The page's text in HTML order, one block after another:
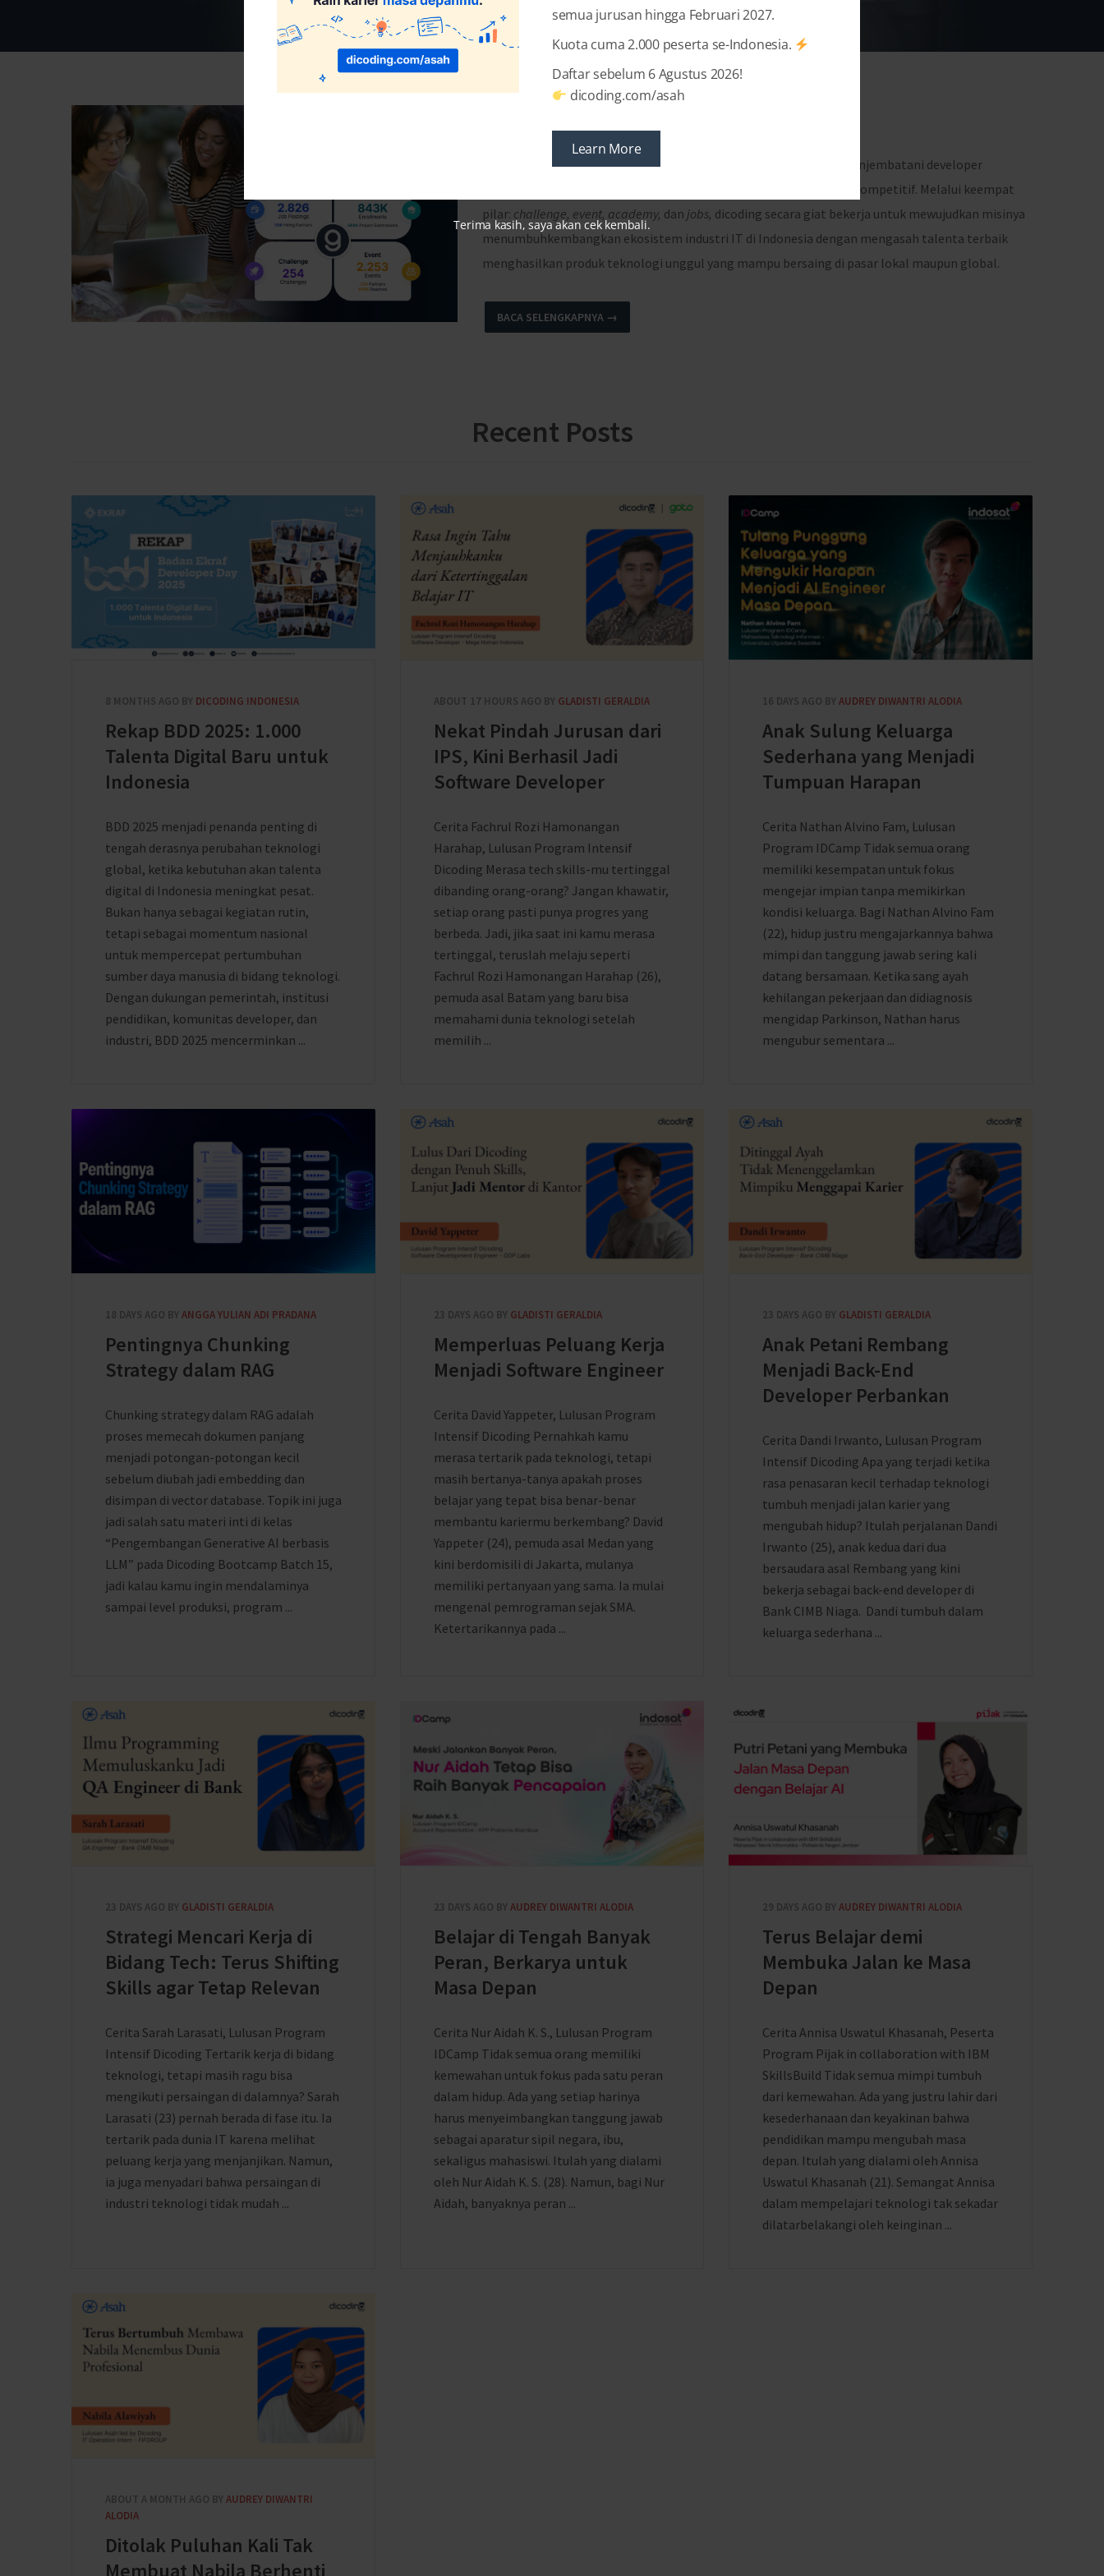
#ceritadicoding : Story of Dicoding
secara resmi diluncurkan tanggal 5 Januari 2015 untuk menjembatani developer
Indonesia dengan kebutuhan dan permintaan pasar yang semakin kompetitif. Melalui keempat
pilar: challenge, event, academy, dan jobs, dicoding secara giat bekerja untuk mewujudkan misinya
menumbuhkembangkan ekosistem industri IT di Indonesia dengan mengasah talenta terbaik
menghasilkan produk teknologi unggul yang mampu bersaing di pasar lokal maupun global.
BACA SELENGKAPNYA →
Recent Posts
8 MONTHS AGO BY DICODING INDONESIA
Rekap BDD 2025: 1.000
Talenta Digital Baru untuk
Indonesia
BDD 2025 menjadi penanda penting di
tengah derasnya perubahan teknologi
global, ketika kebutuhan akan talenta
digital di Indonesia meningkat pesat.
Bukan hanya sebagai kegiatan rutin,
tetapi sebagai momentum nasional
untuk mempercepat pertumbuhan
sumber daya manusia di bidang teknologi.
Dengan dukungan pemerintah, institusi
pendidikan, komunitas developer, dan
industri, BDD 2025 mencerminkan ...
ABOUT 17 HOURS AGO BY GLADISTI GERALDIA
Nekat Pindah Jurusan dari
IPS, Kini Berhasil Jadi
Software Developer
Cerita Fachrul Rozi Hamonangan
Harahap, Lulusan Program Intensif
Dicoding Merasa tech skills-mu tertinggal
dibanding orang-orang? Jangan khawatir,
setiap orang pasti punya progres yang
berbeda. Jadi, jika saat ini kamu merasa
tertinggal, teruslah melaju seperti
Fachrul Rozi Hamonangan Harahap (26),
pemuda asal Batam yang baru bisa
memahami dunia teknologi setelah
memilih ...
16 DAYS AGO BY AUDREY DIWANTRI ALODIA
Anak Sulung Keluarga
Sederhana yang Menjadi
Tumpuan Harapan
Cerita Nathan Alvino Fam, Lulusan
Program IDCamp Tidak semua orang
memiliki kesempatan untuk fokus
mengejar impian tanpa memikirkan
kondisi keluarga. Bagi Nathan Alvino Fam
(22), hidup justru mengajarkannya bahwa
mimpi dan tanggung jawab sering kali
datang bersamaan. Ketika sang ayah
kehilangan pekerjaan dan didiagnosis
mengidap Parkinson, Nathan harus
mengubur sementara ...
18 DAYS AGO BY ANGGA YULIAN ADI PRADANA
Pentingnya Chunking
Strategy dalam RAG
Chunking strategy dalam RAG adalah
proses memecah dokumen panjang
menjadi potongan-potongan kecil
sebelum diubah jadi embedding dan
disimpan di vector database. Topik ini juga
jadi salah satu materi inti di kelas
“Pengembangan Generative AI berbasis
LLM” pada Dicoding Bootcamp Batch 15,
jadi kalau kamu ingin mendalaminya
sampai level produksi, program ...
23 DAYS AGO BY GLADISTI GERALDIA
Memperluas Peluang Kerja
Menjadi Software Engineer
Cerita David Yappeter, Lulusan Program
Intensif Dicoding Pernahkah kamu
merasa tertarik pada teknologi, tetapi
masih bertanya-tanya apakah proses
belajar yang tepat bisa benar-benar
membantu kariermu berkembang? David
Yappeter (24), pemuda asal Medan yang
kini berdomisili di Jakarta, mulanya
memiliki pertanyaan yang sama. Ia mulai
mengenal pemrograman sejak SMA.
Ketertarikannya pada ...
23 DAYS AGO BY GLADISTI GERALDIA
Anak Petani Rembang
Menjadi Back-End
Developer Perbankan
Cerita Dandi Irwanto, Lulusan Program
Intensif Dicoding Apa yang terjadi ketika
rasa penasaran kecil terhadap teknologi
tumbuh menjadi jalan karier yang
mengubah hidup? Itulah perjalanan Dandi
Irwanto (25), anak kedua dari dua
bersaudara asal Rembang yang kini
bekerja sebagai back-end developer di
Bank CIMB Niaga. Dandi tumbuh dalam
keluarga sederhana ...
23 DAYS AGO BY GLADISTI GERALDIA
Strategi Mencari Kerja di
Bidang Tech: Terus Shifting
Skills agar Tetap Relevan
Cerita Sarah Larasati, Lulusan Program
Intensif Dicoding Tertarik kerja di bidang
teknologi, tetapi masih ragu bisa
mengikuti persaingan di dalamnya? Sarah
Larasati (23) pernah berada di fase itu. Ia
tertarik pada dunia IT karena melihat
peluang kerja yang menjanjikan. Namun,
ia juga menyadari bahwa persaingan di
industri teknologi tidak mudah ...
23 DAYS AGO BY AUDREY DIWANTRI ALODIA
Belajar di Tengah Banyak
Peran, Berkarya untuk
Masa Depan
Cerita Nur Aidah K. S., Lulusan Program
IDCamp Tidak semua orang memiliki
kemewahan untuk fokus pada satu peran
dalam hidup. Ada yang setiap harinya
harus menyeimbangkan tanggung jawab
sebagai aparatur sipil negara, ibu,
sekaligus mahasiswi. Itulah yang dialami
oleh Nur Aidah K. S. (28). Namun, bagi Nur
Aidah, banyaknya peran ...
29 DAYS AGO BY AUDREY DIWANTRI ALODIA
Terus Belajar demi
Membuka Jalan ke Masa
Depan
Cerita Annisa Uswatul Khasanah, Peserta
Program Pijak in collaboration with IBM
SkillsBuild Tidak semua mimpi tumbuh
dari kemewahan. Ada yang justru lahir dari
kesederhanaan dan keyakinan bahwa
pendidikan mampu mengubah masa
depan. Itulah yang dialami oleh Annisa
Uswatul Khasanah (21). Semangat Annisa
dalam mempelajari teknologi tak sekadar
dilatarbelakangi oleh keinginan ...
ABOUT A MONTH AGO BY AUDREY DIWANTRI
ALODIA
Ditolak Puluhan Kali Tak
Membuat Nabila Berhenti
semua jurusan hingga Februari 2027.
Kuota cuma 2.000 peserta se-Indonesia.
Daftar sebelum 6 Agustus 2026!
dicoding.com/asah
Learn More
Terima kasih, saya akan cek kembali.